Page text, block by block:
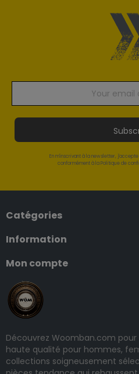
En m'inscrivant à la newsletter,
conformément à la Politique de
Catégories
Information
Mon compte
Découvrez Woomban.com
haute qualité pour hommes,
collections soigneusement